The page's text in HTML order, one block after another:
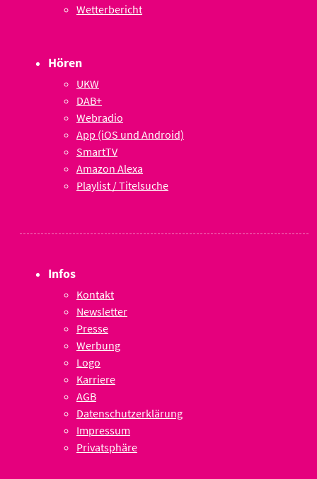
Wetterbericht
Hören
UKW
DAB+
Webradio
App (iOS und Android)
SmartTV
Amazon Alexa
Playlist / Titelsuche
Infos
Kontakt
Newsletter
Presse
Werbung
Logo
Karriere
AGB
Datenschutzerklärung
Impressum
Privatsphäre